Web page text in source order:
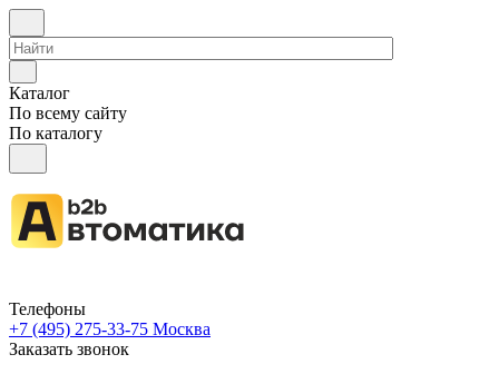
Каталог
По всему сайту
По каталогу
Телефоны
+7 (495) 275-33-75 Москва
Заказать звонок